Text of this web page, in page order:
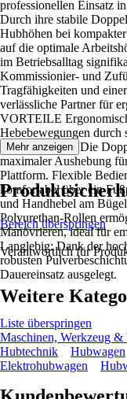
professionellen Einsatz
Durch ihre stabile
Hubhöhen bei
auf die optimale
im Betriebsalltag
Kommissionier- und
Tragfähigkeiten und
verlässliche Partner für
VORTEILE
Hebebewegungen durch
Hohe Stabilität: Die
maximaler Aushebung
Plattform. Flexible
komfortabel über ein
und Handhebel am
Polyurethan-Rollen
Manövrieren, ideal für
Langlebig: Dank der
robusten
Dauereinsatz ausgelegt.
Mehr anzeigen
Bereich überspringen
Verantwortlich für
Weitere
Liste überspringen
Maschinen, Werkzeug &
Hubtechnik
Hubwagen
Elektrohubwagen